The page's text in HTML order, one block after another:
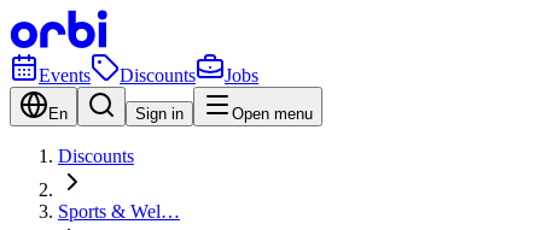
Events Discounts Jobs
En Sign in Open menu
Discounts
Sports & Wel…